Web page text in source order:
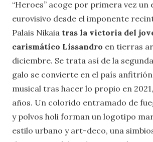
“Heroes” acoge por primera vez un
eurovisivo desde el imponente
Palais Nikaia tras la victoria del
carismático Lissandro en tierras
diciembre. Se trata así de la
galo se convierte en el país
musical tras hacer lo propio en
años. Un colorido entramado de
y polvos holi forman un logotipo
estilo urbano y art-deco, una